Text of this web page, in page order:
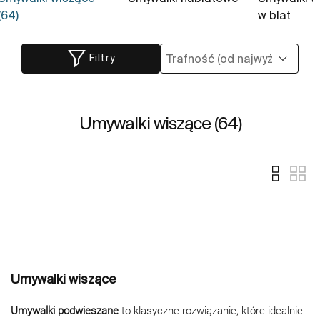
w blat
Filtry
Umywalki wiszące (64)
Umywalki wiszące
Umywalki podwieszane to klasyczne rozwiązanie, które idealnie